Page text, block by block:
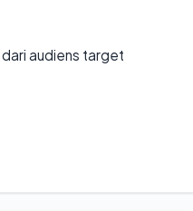
audiens target